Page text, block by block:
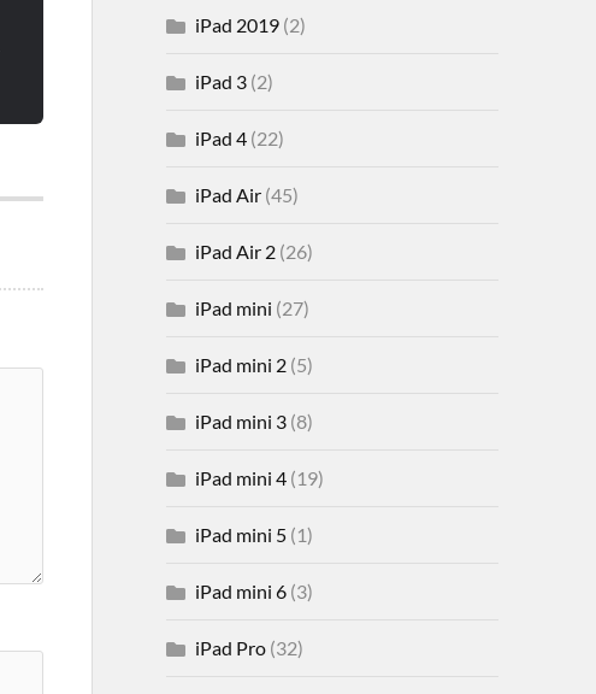
iPad 2019(2)
iPad 3(2)
iPad 4(22)
iPad Air(45)
iPad Air 2(26)
iPad mini (27)
iPad mini 2(5)
iPad mini 3(8)
iPad mini 4(19)
iPad mini 5(1)
iPad mini 6(3)
iPad Pro(32)